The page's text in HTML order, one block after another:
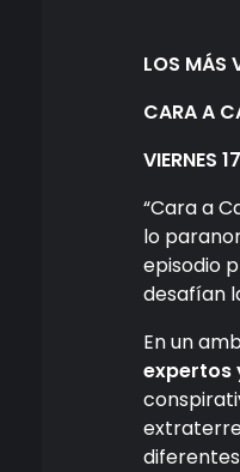
LOS MÁS
CARA A
VIERNES
“Cara a
lo
episodio
desafían
En un
expertos